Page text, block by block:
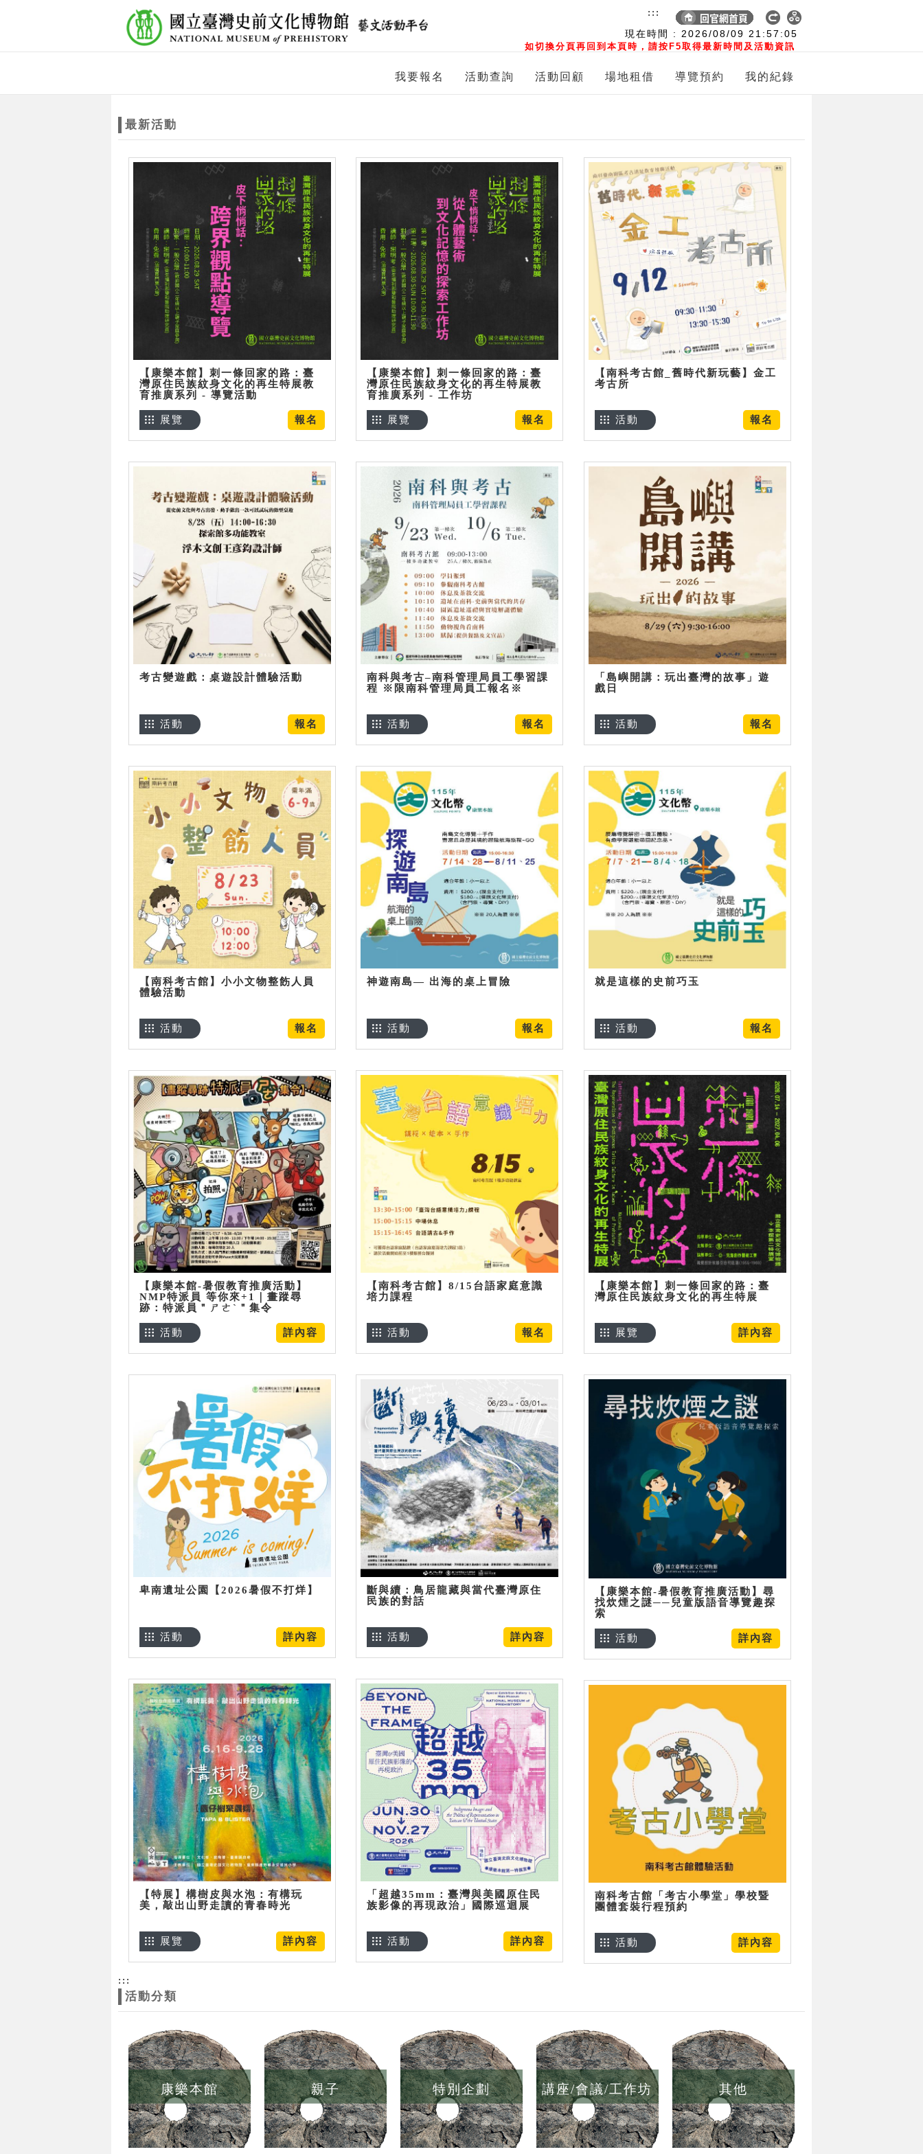
現在時間 : 2026/08/09 21:57:06
如切換分頁再回到本頁時，請按F5取得最新時間及活動資訊
:::
我要報名 活動查詢 活動回顧 場地租借 導覽預約 我的紀錄
最新活動
【康樂本館】刺一條回家的路：臺
灣原住民族紋身文化的再生特展教
育推廣系列 - 導覽活動
報名
展覽
【康樂本館】刺一條回家的路：臺
灣原住民族紋身文化的再生特展教
育推廣系列 - 工作坊
報名
展覽
【南科考古館_舊時代新玩藝】金工
考古所
報名
活動
考古變遊戲：桌遊設計體驗活動
報名
活動
南科與考古–南科管理局員工學習課
程 ※限南科管理局員工報名※
報名
活動
「島嶼開講：玩出臺灣的故事」遊
戲日
報名
活動
【南科考古館】小小文物整飭人員
體驗活動
報名
活動
神遊南島— 出海的桌上冒險
報名
活動
就是這樣的史前巧玉
報名
活動
【康樂本館-暑假教育推廣活動】
NMP特派員 等你來+1｜畫蹤尋
跡：特派員＂ㄕㄜˋ＂集令
詳內容
活動
【南科考古館】8/15台語家庭意識
培力課程
報名
活動
【康樂本館】刺一條回家的路：臺
灣原住民族紋身文化的再生特展
詳內容
展覽
卑南遺址公園【2026暑假不打烊】
詳內容
活動
斷與續：鳥居龍藏與當代臺灣原住
民族的對話
詳內容
活動
【康樂本館-暑假教育推廣活動】尋
找炊煙之謎──兒童版語音導覽趣探
索
詳內容
活動
【特展】構樹皮與水泡：有構玩
美，敲出山野走讀的青春時光
詳內容
展覽
「超越35mm：臺灣與美國原住民
族影像的再現政治」國際巡迴展
詳內容
活動
南科考古館「考古小學堂」學校暨
團體套裝行程預約
詳內容
活動
:::
活動分類
康樂本館 親子 特別企劃 講座/會議/工作坊 其他